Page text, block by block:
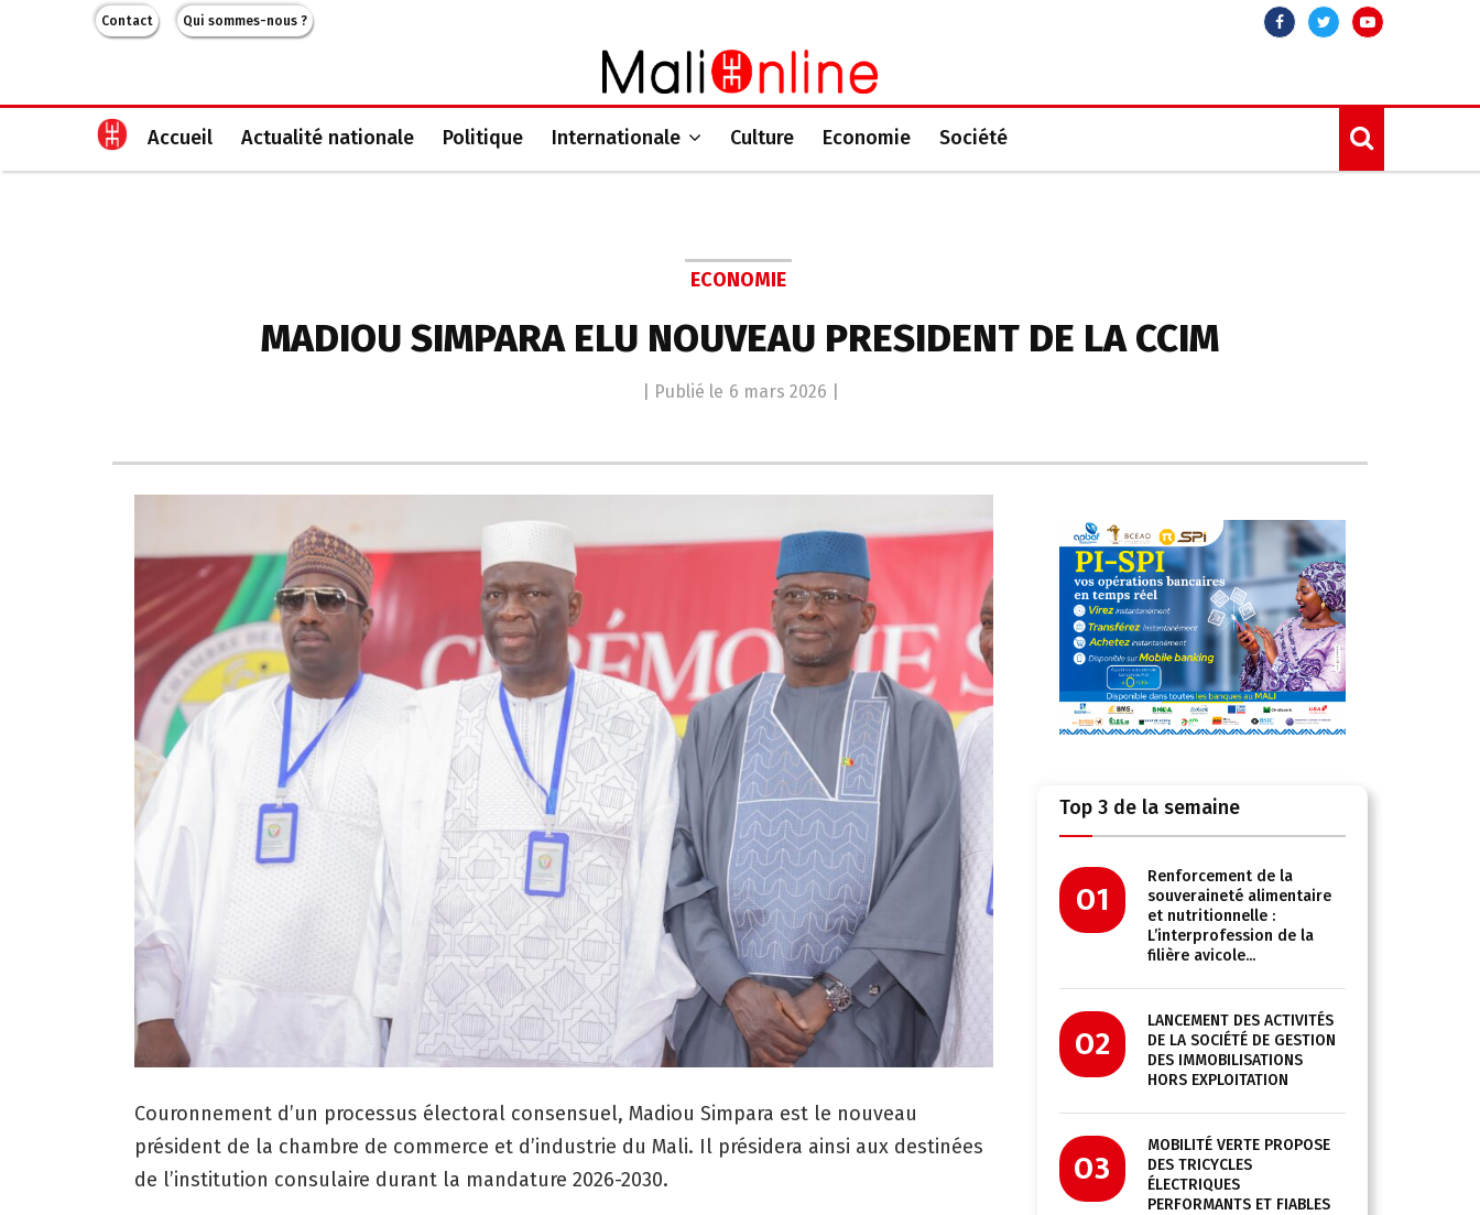
Contact Qui sommes-nous ? FacebookTwitterYoutube
Accueil Actualité nationale Politique Internationale Culture Economie Société
ECONOMIE
MADIOU SIMPARA ELU NOUVEAU PRESIDENT DE LA CCIM
| Publié le 6 mars 2026
Couronnement d’un processus électoral consensuel, Madiou Simpara est le nouveau
président de la chambre de commerce et d’industrie du Mali. Il présidera ainsi aux destinées
de l’institution consulaire durant la mandature 2026-2030.
Top 3 de la semaine
01
Renforcement de la
souveraineté alimentaire
et nutritionnelle :
L’interprofession de la
filière avicole...
02
LANCEMENT DES ACTIVITÉS
DE LA SOCIÉTÉ DE GESTION
DES IMMOBILISATIONS
HORS EXPLOITATION
03
MOBILITÉ VERTE PROPOSE
DES TRICYCLES
ÉLECTRIQUES
PERFORMANTS ET FIABLES